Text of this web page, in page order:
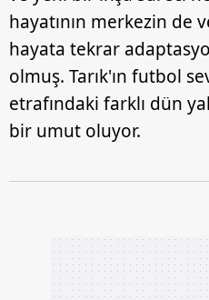
hayatının merkezin de
hayata tekrar
olmuş. Tarık'ın futbol
etrafındaki farklı dün
bir umut oluyor.